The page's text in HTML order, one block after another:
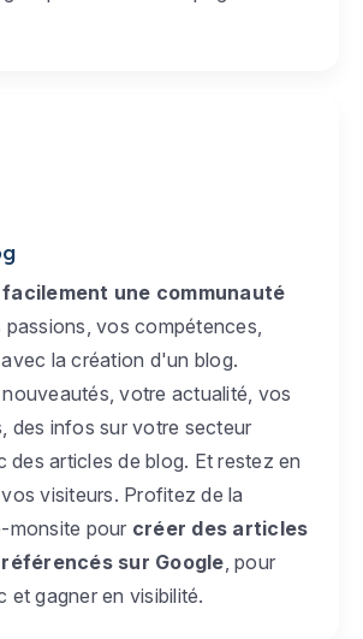
une communauté
vos compétences,
la création d'un blog.
votre actualité, vos
des infos sur votre secteur
des articles de blog. Et restez en
visiteurs. Profitez de la
monsite pour créer des articles
sur Google , pour
et gagner en visibilité.